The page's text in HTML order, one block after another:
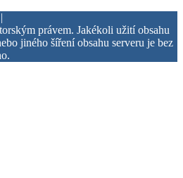
právem. Jakékoli užití obsahu
jiného šíření obsahu serveru je bez